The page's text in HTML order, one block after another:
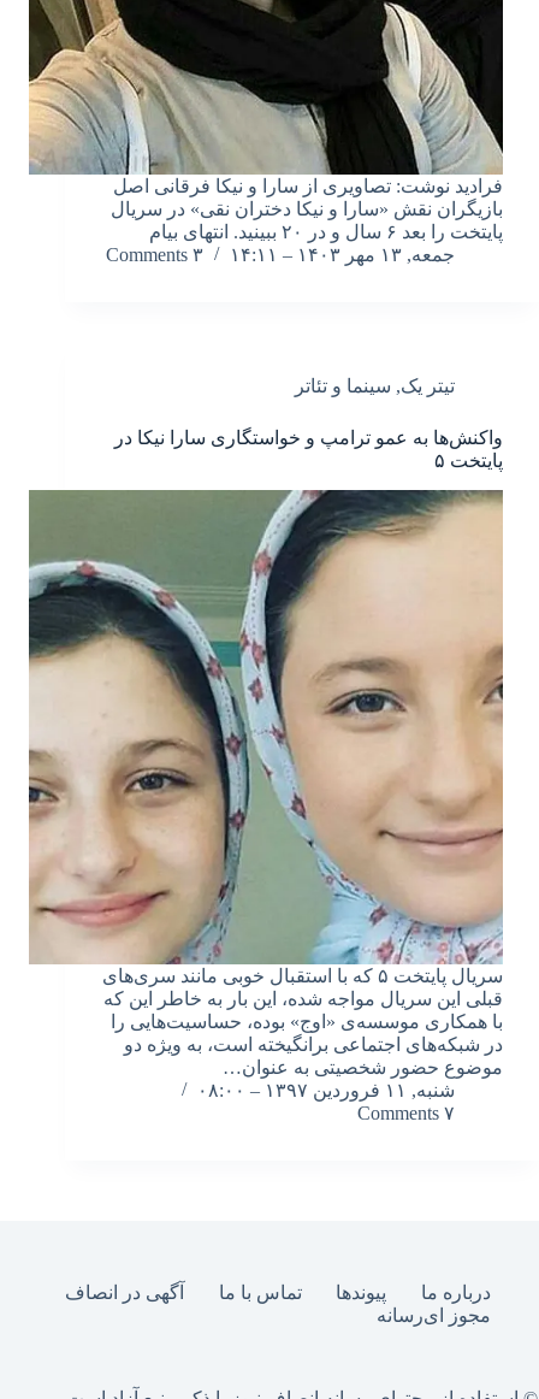
فرادید نوشت: تصاویری از سارا و نیکا فرقانی اصل
بازیگران نقش «سارا و نیکا دختران نقی» در سریال
پایتخت را بعد ۶ سال و در ۲۰ ببینید. انتهای بیام
جمعه, ۱۳ مهر ۱۴۰۳ – ۱۴:۱۱
۳ Comments
تیتر یک, سینما و تئاتر
واکنش‌ها به عمو ترامپ و خواستگاری سارا نیکا در
پایتخت ۵
سریال پایتخت ۵ که با استقبال خوبی مانند سری‌های
قبلی این سریال مواجه شده، این بار به خاطر این که
با همکاری موسسه‌ی «اوج» بوده، حساسیت‌هایی را
در شبکه‌های اجتماعی برانگیخته است، به ویژه دو
موضوع حضور شخصیتی به عنوان…
شنبه, ۱۱ فروردین ۱۳۹۷ – ۰۸:۰۰
۷ Comments
درباره ما پیوندها تماس با ما
آگهی در انصاف
مجوز ای‌رسانه